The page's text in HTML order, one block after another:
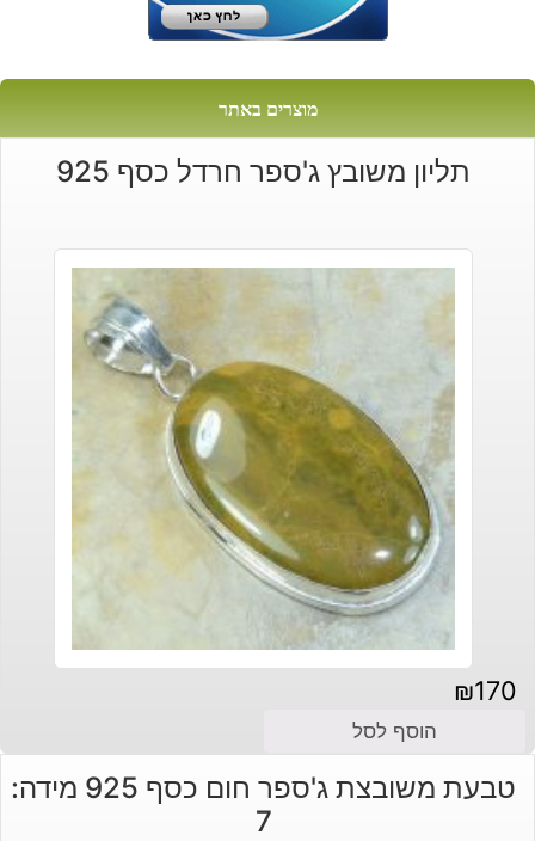
מוצרים באתר
תליון משובץ ג'ספר חרדל כסף 925
₪170
הוסף לסל
טבעת משובצת ג'ספר חום כסף 925 מידה:
7